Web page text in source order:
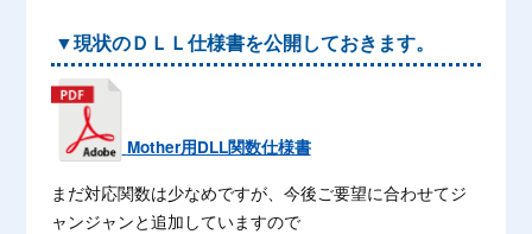
▼現状のＤＬＬ仕様書を公開しておきます。
Mother用DLL関数仕様書
まだ対応関数は少なめですが、今後ご要望に合わせてジ
ャンジャンと追加していますので